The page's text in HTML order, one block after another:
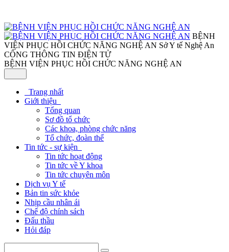
BỆNH
VIỆN PHỤC HỒI CHỨC NĂNG NGHỆ AN Sở Y tế Nghệ An
CỔNG THÔNG TIN ĐIỆN TỬ
BỆNH VIỆN PHỤC HỒI CHỨC NĂNG NGHỆ AN
Trang nhất
Giới thiệu
Tổng quan
Sơ đồ tổ chức
Các khoa, phòng chức năng
Tổ chức, đoàn thể
Tin tức - sự kiện
Tin tức hoạt động
Tin tức về Y khoa
Tin tức chuyên môn
Dịch vụ Y tế
Bản tin sức khỏe
Nhịp cầu nhân ái
Chế độ chính sách
Đấu thầu
Hỏi đáp